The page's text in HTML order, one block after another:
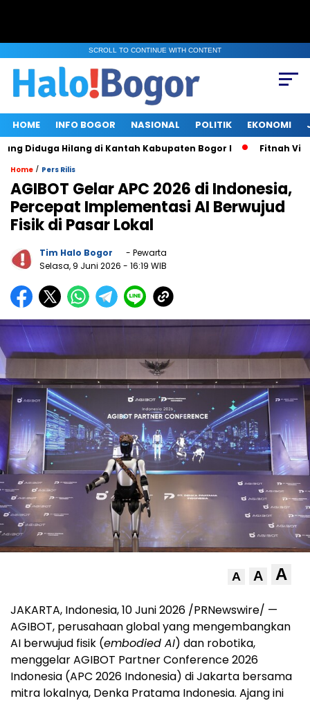
SCROLL TO CONTINUE WITH CONTENT
HOME INFO BOGOR NASIONAL POLITIK EKONOMI
Hilang di Kantah Kabupaten Bogor I Fitnah Viral di
Home / Pers Rilis
AGIBOT Gelar APC 2026 di Indonesia,
Percepat Implementasi AI Berwujud
Fisik di Pasar Lokal
Tim Halo Bogor
- Pewarta
Selasa, 9 Juni 2026 - 16:19 WIB
A A A
JAKARTA, Indonesia, 10 Juni 2026 /PRNewswire/ —
AGIBOT, perusahaan global yang mengembangkan
AI berwujud fisik (embodied AI) dan robotika,
menggelar AGIBOT Partner Conference 2026
Indonesia (APC 2026 Indonesia) di Jakarta bersama
mitra lokalnya, Denka Pratama Indonesia. Ajang ini